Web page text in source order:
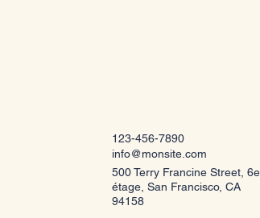
123-456-7890
info@monsite.com
500 Terry Francine Street, 6e
étage, San Francisco, CA
94158